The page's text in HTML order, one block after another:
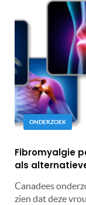
ONDERZOEK
Fibromyalgie
als
Canadees
zien dat deze